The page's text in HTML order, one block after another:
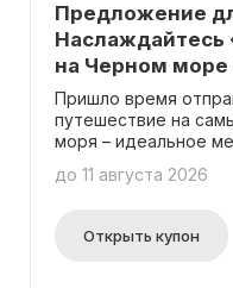
Предложение
на Черном море
Пришло время
путешествие на
моря – идеальное
для молодоженов:
получаете скидку
вашего
до 11 августа 2026
Открыть купон